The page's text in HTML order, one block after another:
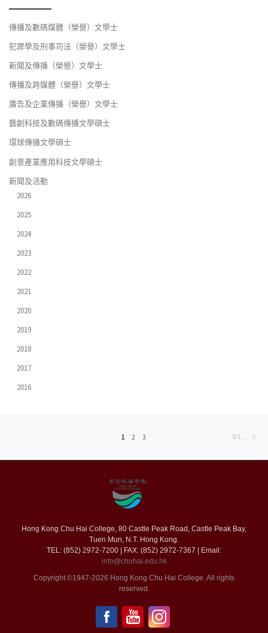
傳播及數碼媒體（榮譽）文學士
犯罪學及刑事司法（榮譽）文學士
新聞及傳播（榮譽）文學士
傳播及跨媒體（榮譽）文學士
廣告及企業傳播（榮譽）文學士
藝創科技及數碼傳播文學碩士
環球傳播文學碩士
創意產業應用科技文學碩士
新聞及活動
2026
2025
2024
2023
2022
2021
2020
2019
2018
2017
2016
1 2 3
Hong Kong Chu Hai College, 80 Castle Peak Road, Castle Peak Bay,
Tuen Mun, N.T. Hong Kong.
TEL: (852) 2972-7200 | FAX: (852) 2972-7367 | Email:
info@chuhai.edu.hk
Copyright ©1947-2026 Hong Kong Chu Hai College. All rights
reserved.